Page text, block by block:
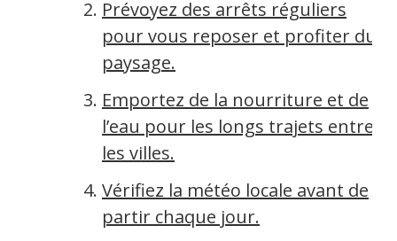
Prévoyez des arrêts réguliers
pour vous reposer et profiter du
paysage.
Emportez de la nourriture et de
l’eau pour les longs trajets entre
les villes.
Vérifiez la météo locale avant de
partir chaque jour.